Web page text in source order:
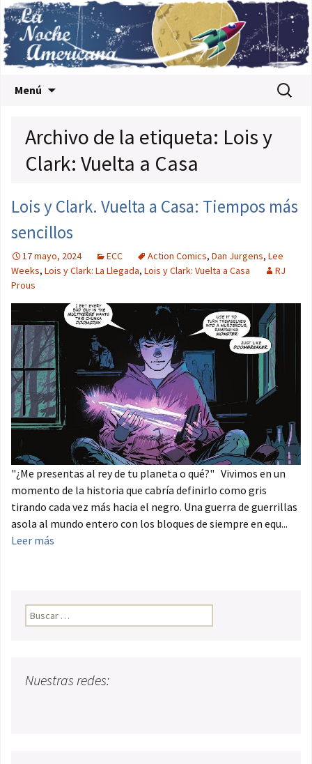
Menú Buscar:
Archivo de la etiqueta: Lois y
Clark: Vuelta a Casa
Lois y Clark. Vuelta a Casa: Tiempos más
sencillos
17 mayo, 2024 ECC Action Comics, Dan Jurgens, Lee
Weeks, Lois y Clark: La Llegada, Lois y Clark: Vuelta a Casa
RJ
Prous
"¿Me presentas al rey de tu planeta o qué?" Vivimos en un
momento de la historia que cabría definirlo como gris
tirando cada vez más hacia el negro. Una guerra de guerrillas
asola al mundo entero con los bloques de siempre en equ...
Leer más
Buscar:
Nuestras redes: